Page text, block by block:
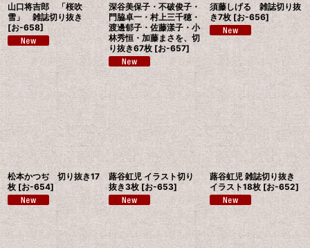
山口将吉郎 「桜吹
雪」 雑誌切り抜き
[お-658]
深谷美保子・不破俊子・
門脇卓一・村上三千穂・
渡邊郁子・佐藤漾子・小
林秀恒・加藤まさを、切
り抜き67枚 [お-657]
須藤しげる 雑誌切り抜
き7枚 [お-656]
松本かつぢ 切り抜き17
枚 [お-654]
蕗谷虹児 イラスト切り
抜き3枚 [お-653]
蕗谷虹児 雑誌切り抜き
イラスト18枚 [お-652]